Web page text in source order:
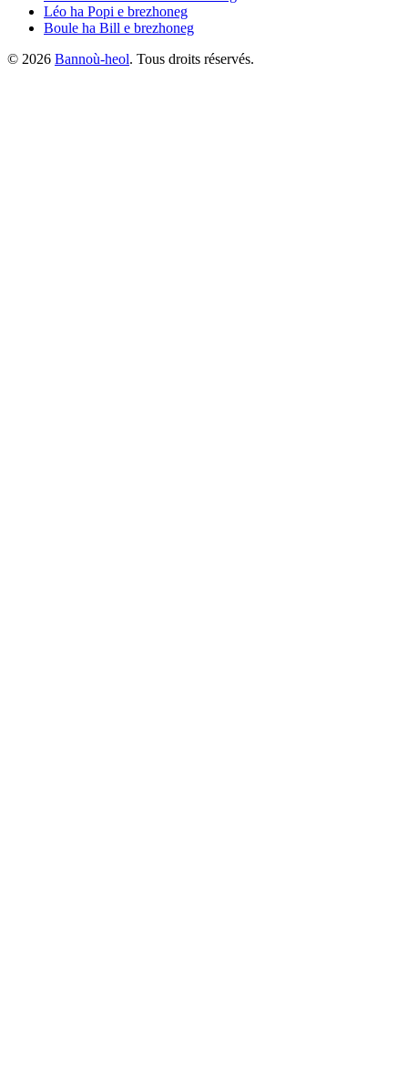
Léo ha Popi e brezhoneg
Boule ha Bill e brezhoneg
© 2026 Bannoù-heol. Tous droits réservés.